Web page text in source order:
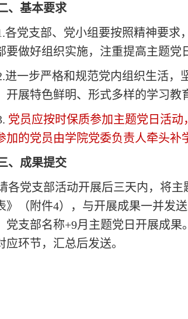
、基本要求
各党支部、党小组要按照精神要求
要做好组织实施，注重提高主题党
进一步严格和规范党内组织生活，
开展特色鲜明、形式多样的学习教
党员应按时保质参加主题党日活
加的党员由学院党委负责人牵头补
、成果提交
各党支部活动开展后三天内，将
》（附件4），与开展成果一并发送
党支部名称+9月主题党日开展成果
应环节，汇总后发送。